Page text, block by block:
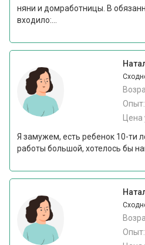
няни и домработницы. В
входило:...
Опыт:
Цена
Я замужем, есть ребенок 10-ти
работы большой, хотелось бы
Опыт: